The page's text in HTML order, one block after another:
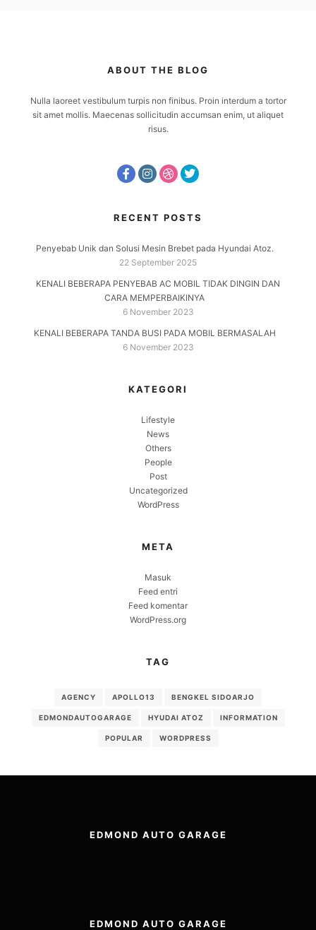
ABOUT THE BLOG
Nulla laoreet vestibulum turpis non finibus. Proin interdum a tortor
sit amet mollis. Maecenas sollicitudin accumsan enim, ut aliquet
risus.
RECENT POSTS
Penyebab Unik dan Solusi Mesin Brebet pada Hyundai Atoz.
22 September 2025
KENALI BEBERAPA PENYEBAB AC MOBIL TIDAK DINGIN DAN
CARA MEMPERBAIKINYA
6 November 2023
KENALI BEBERAPA TANDA BUSI PADA MOBIL BERMASALAH
6 November 2023
KATEGORI
Lifestyle
News
Others
People
Post
Uncategorized
WordPress
META
Masuk
Feed entri
Feed komentar
WordPress.org
TAG
AGENCY APOLLO13 BENGKEL SIDOARJO
EDMONDAUTOGARAGE HYUDAI ATOZ INFORMATION
POPULAR WORDPRESS
EDMOND AUTO GARAGE
EDMOND AUTO GARAGE